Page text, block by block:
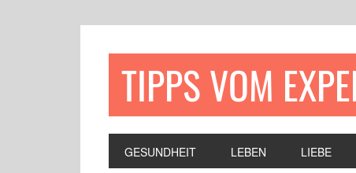
TIPPS VOM
GESUNDHEIT LEBEN LIEBE